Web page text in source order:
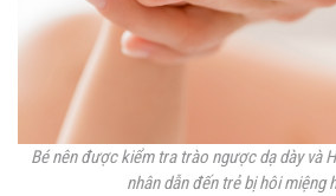
Bé nên được kiểm tra trào ngược dạ dày và
nhân dẫn đến trẻ bị hôi miệng